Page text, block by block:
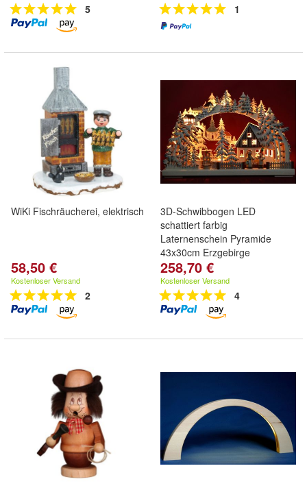
5 1
WiKi Fischräucherei, elektrisch
58,50 €
Kostenloser Versand
2
3D-Schwibbogen LED
schattiert farbig
Laternenschein Pyramide
43x30cm Erzgebirge
258,70 €
Kostenloser Versand
4